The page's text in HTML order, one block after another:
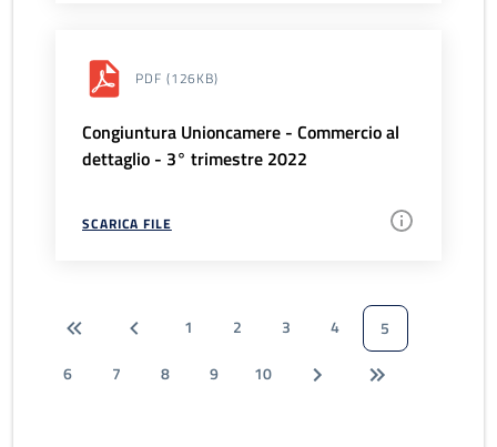
PDF (126KB)
Congiuntura Unioncamere - Commercio al
dettaglio - 3° trimestre 2022
SCARICA FILE
1 2 3 4
5
6
7 8 9 10